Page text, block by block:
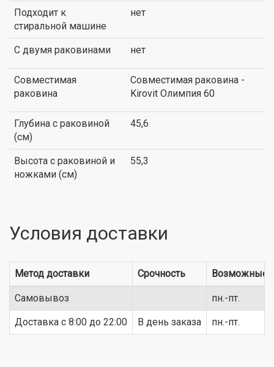
Подходит к
стиральной машине
нет
С двумя раковинами нет
Совместимая
раковина
Совместимая раковина -
Kirovit Олимпия 60
Глубина с раковиной
(см)
45,6
Высота с раковиной и
ножками (см)
55,3
Условия доставки
Метод доставки Срочность Возможные
Самовывоз пн.-пт.
Доставка c 8:00 до 22:00 В день заказа пн.-пт.